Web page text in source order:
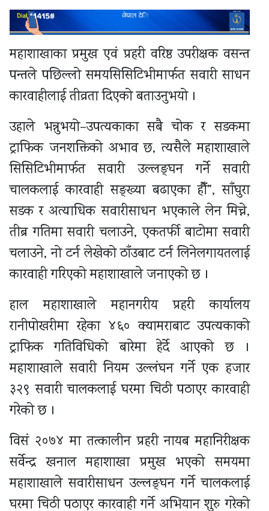
महाशाखाका प्रमुख एवं प्रहरी वरिष्ठ उपरीक्षक वसन्त
पन्तले पछिल्लो समयसिसिटिभीमार्फत सवारी साधन
कारवाहीलाई तीव्रता दिएको बताउनुभयो ।
उहाले भन्नुभयो–उपत्यकाका सबै चोक र सडकमा
ट्राफिक जनशक्तिको अभाव छ, त्यसैले महाशाखाले
सिसिटिभीमार्फत सवारी उल्लङ्घन गर्ने सवारी
चालकलाई कारवाही सङ्ख्या बढाएका हौँ”, साँघुरा
सडक र अत्याधिक सवारीसाधन भएकाले लेन मिच्ने,
तीब्र गतिमा सवारी चलाउने, एकतर्फी बाटोमा सवारी
चलाउने, नो टर्न लेखेको ठाँउबाट टर्न लिनेलगायतलाई
कारवाही गरिएको महाशाखाले जनाएको छ ।
हाल महाशाखाले महानगरीय प्रहरी कार्यालय
रानीपोखरीमा रहेका ४६० क्यामराबाट उपत्यकाको
ट्राफिक गतिविधिको बारेमा हेर्दे आएको छ ।
महाशाखाले सवारी नियम उल्लंघन गर्ने एक हजार
३२९ सवारी चालकलाई घरमा चिठी पठाएर कारवाही
गरेको छ ।
विसं २०७४ मा तत्कालीन प्रहरी नायब महानिरीक्षक
सर्वेन्द्र खनाल महाशाखा प्रमुख भएको समयमा
महाशाखाले सवारीसाधन उल्लङ्घन गर्ने चालकलाई
घरमा चिठी पठाएर कारवाही गर्ने अभियान शुरु गरेको